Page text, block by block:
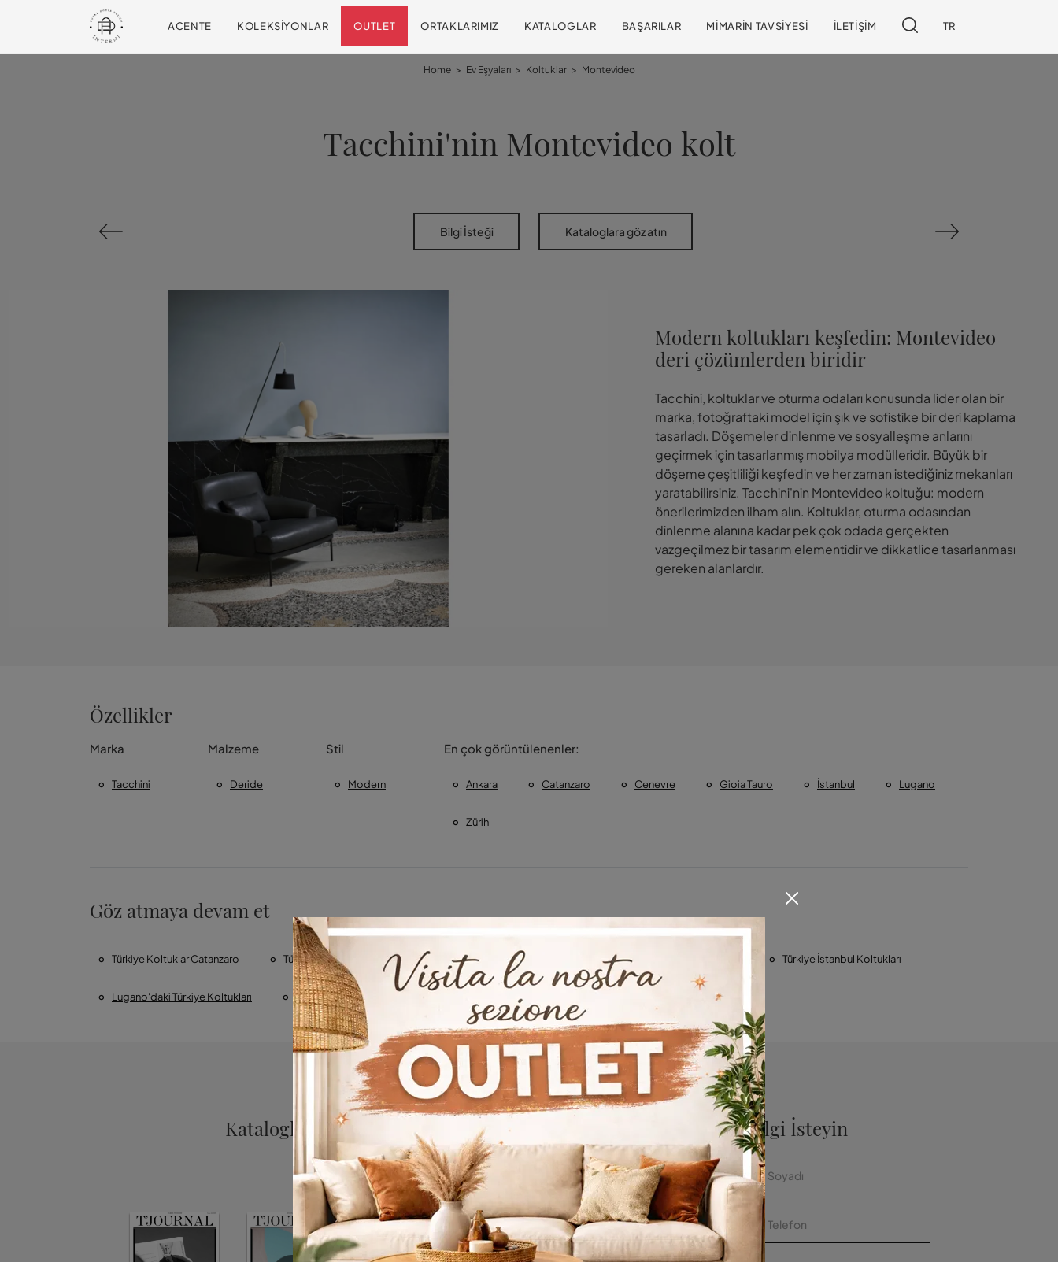
ACENTE KOLEKSIYONLAR OUTLET ORTAKLARIMIZ KATALOGLAR BAŞARILAR MIMARIN TAVSIYESI İLETIŞIM TR
Home > Ev Eşyaları > Koltuklar > Montevideo
Tacchini'nin Montevideo kolt
Bilgi İsteği Kataloglara göz atın
Modern koltukları keşfedin: Montevideo
deri çözümlerden biridir
Tacchini, koltuklar ve oturma odaları konusunda lider olan bir
marka, fotoğraftaki model için şık ve sofistike bir deri kaplama
tasarladı. Döşemeler dinlenme ve sosyalleşme anlarını
geçirmek için tasarlanmış mobilya modülleridir. Büyük bir
döşeme çeşitliliği keşfedin ve her zaman istediğiniz mekanları
yaratabilirsiniz. Tacchini'nin Montevideo koltuğu: modern
önerilerimizden ilham alın. Koltuklar, oturma odasından
dinlenme alanına kadar pek çok odada gerçekten
vazgeçilmez bir tasarım elementidir ve dikkatlice tasarlanması
gereken alanlardır.
Özellikler
Marka
Tacchini
Malzeme
Deride
Stil
Modern
En çok görüntülenenler:
Ankara Catanzaro Cenevre Gioia Tauro İstanbul Lugano
Zürih
Göz atmaya devam et
Türkiye Koltuklar Catanzaro Türkiye Koltuklar Gioia Tauro Ankara Türkiye Koltukları Türkiye Cenevre Koltukları Türkiye İstanbul Koltukları
Lugano'daki Türkiye Koltukları Türkiye Koltukları Zürih
Kataloglara göz atın Daha Fazla Bilgi İsteyin